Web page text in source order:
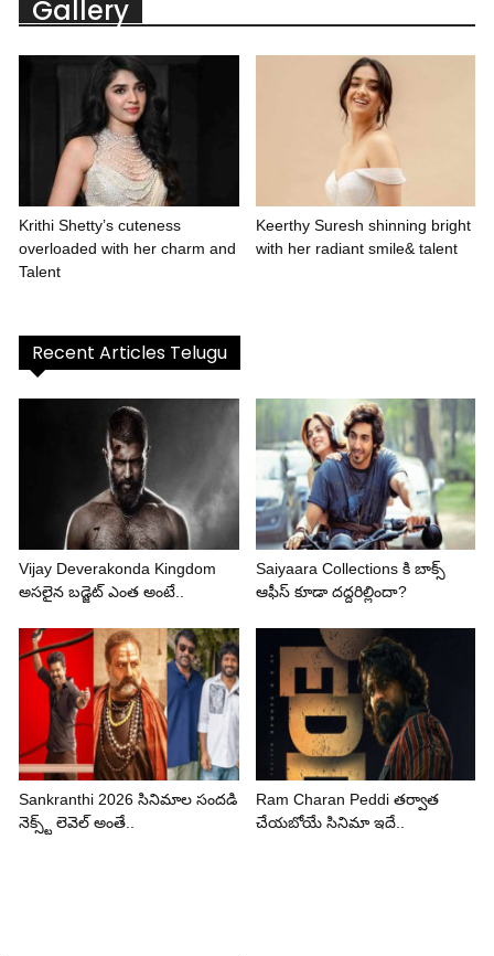
Gallery
Krithi Shetty’s cuteness
overloaded with her charm and
Talent
Keerthy Suresh shinning bright
with her radiant smile& talent
Recent Articles Telugu
Vijay Deverakonda Kingdom
అసలైన బడ్జెట్ ఎంత అంటే..
Saiyaara Collections కి బాక్స్
ఆఫీస్ కూడా దద్దరిల్లిందా?
Sankranthi 2026 సినిమాల సందడి
నెక్స్ట్ లెవెల్ అంతే..
Ram Charan Peddi తర్వాత
చేయబోయే సినిమా ఇదే..